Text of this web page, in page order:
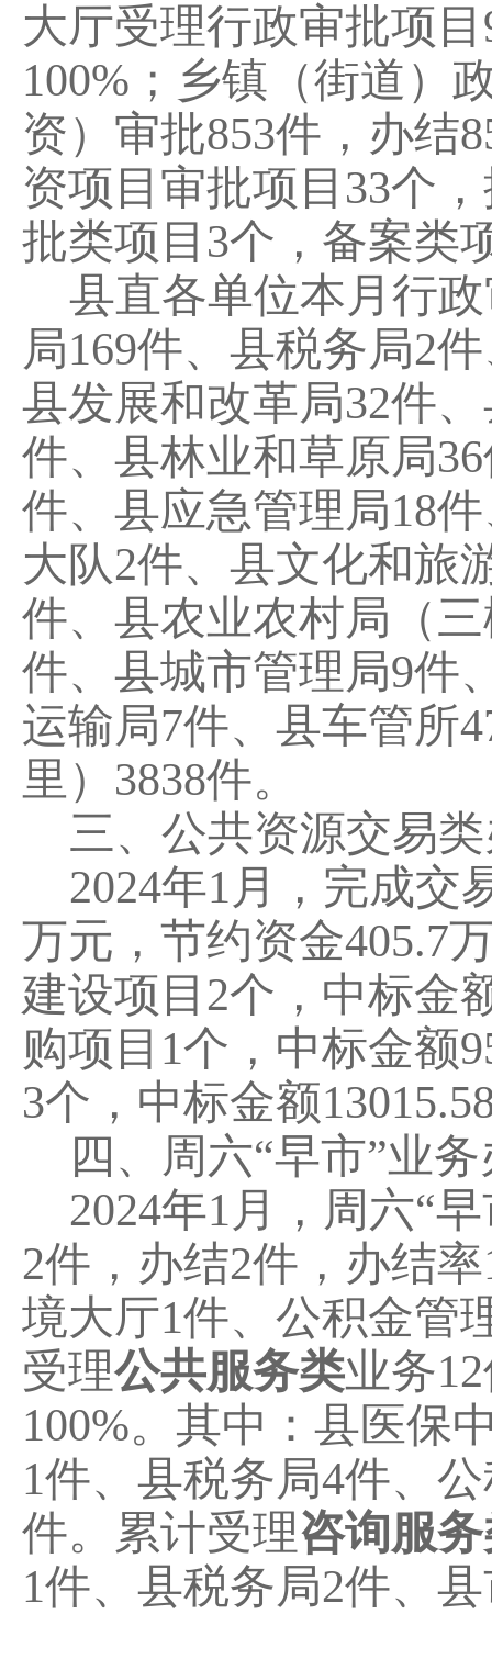
大厅受理行政审批项目
100% ；乡镇（街道）
资）审批853件，办结
资项目审批项目 33个，
批类项目 3个，备案类
县直各单位本月行
局169件、 县税务局2
县发展和改革局32件
件、 县林业和草原局36
件、县应急管理局18
大队2件、县文化和旅
件、 县农业农村局（
件、 县城市管理局9件
运输局7件、 县车管所
里） 3838件。
三、公共资源交易
2024年1 月 ， 完成交
万元，节约资金405.7
建设项目 2个 ， 中标金
购项目 1个 ， 中标金额
3个 ， 中标金额
四 、周六“早市”业
2024年1 月 ， 周六“
2件，办结2件，办结率
境大厅1件、公积金管
受理公共服务类业务12
100%。 其中：县医保
1件、县税务局4件、
件。累计受理咨询服
1件、县税务局2件、